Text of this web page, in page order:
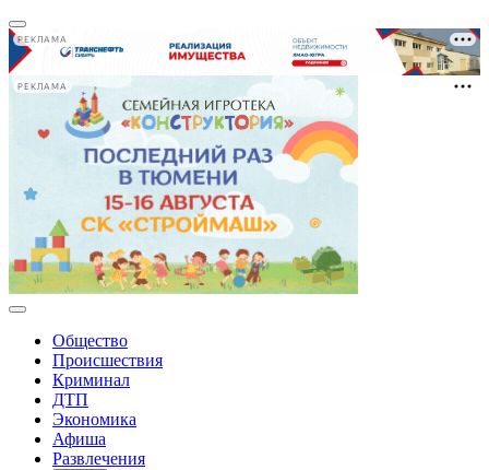
РЕКЛАМА
РЕКЛАМА
Общество
Происшествия
Криминал
ДТП
Экономика
Афиша
Развлечения